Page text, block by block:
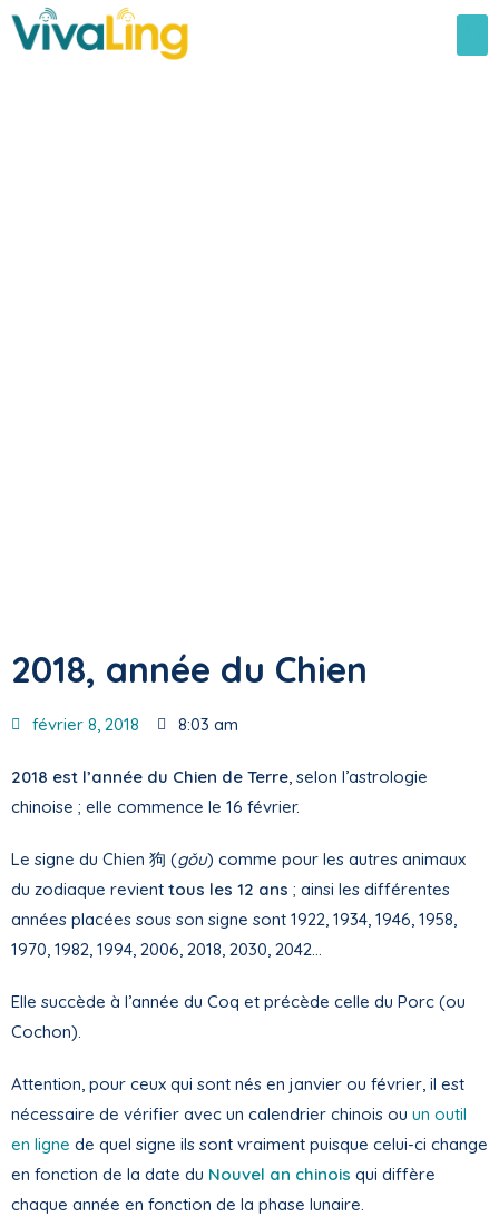
2018, année du Chien
février 8, 2018 8:03 am
2018 est l’année du Chien de Terre, selon l’astrologie
chinoise ; elle commence le 16 février.
Le signe du Chien 狗 (gǒu) comme pour les autres animaux
du zodiaque revient tous les 12 ans ; ainsi les différentes
années placées sous son signe sont 1922, 1934, 1946, 1958,
1970, 1982, 1994, 2006, 2018, 2030, 2042…
Elle succède à l’année du Coq et précède celle du Porc (ou
Cochon).
Attention, pour ceux qui sont nés en janvier ou février, il est
nécessaire de vérifier avec un calendrier chinois ou un outil
en ligne de quel signe ils sont vraiment puisque celui-ci change
en fonction de la date du Nouvel an chinois qui diffère
chaque année en fonction de la phase lunaire.